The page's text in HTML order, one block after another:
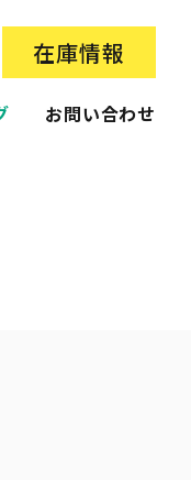
お問い合わせ
在庫情報